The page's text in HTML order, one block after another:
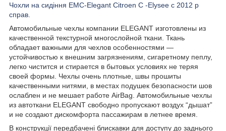
Чохли на сидіння EMC-Elegant Citroen C -Elysee c 2012 р
справ.
Автомобильные чехлы компании ELEGANT изготовлены из
качественной текстурной многослойной ткани. Ткань
обладает важными для чехлов особенностями —
устойчивостью к внешним загрязнениям, сигаретному пеплу,
легко чистится и стирается в бытовых условиях не теряя
своей формы. Чехлы очень плотные, швы прошиты
качественными нитями, в местах подушек безопасности шов
ослаблен и не мешает работе AirBag. Автомобильные чехлы
из автоткани ELEGANT свободно пропускают воздух “дышат”
и не создают дискомфорта пассажирам в летнее время.
В конструкції передбачені блискавки для доступу до заднього